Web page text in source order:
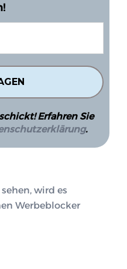
Erfahren Sie
.
wird es
Werbeblocker